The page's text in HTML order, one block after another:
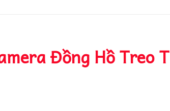
Đồng Hồ Treo